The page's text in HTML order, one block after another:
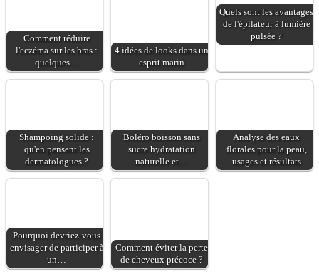
favorise la bonne santé
des cheveux favorise la
bonne santé des
cartilages, des tendons
favorise la santé des
corps et du visage
considérablement
réduite. Le
complément
alimentaire Flow
Beauty Collagen 2.0
de l’ensemble de
l’appareil locomoteur.
Pour un aspect plus
beau et une meilleure
d’aspect de la peau du
corps et du visage
Comment réduire
l'eczéma sur les bras :
quelques…
4 idées de looks dans un
esprit marin
Quels sont les avantages
de l'épilateur à lumière
pulsée ?
Shampoing solide :
qu'en pensent les
dermatologues ?
Boléro boisson sans
sucre hydratation
naturelle et…
Analyse des eaux
florales pour la peau,
usages et résultats
Pourquoi devriez-vous
envisager de participer à
un…
Comment éviter la perte
de cheveux précoce ?